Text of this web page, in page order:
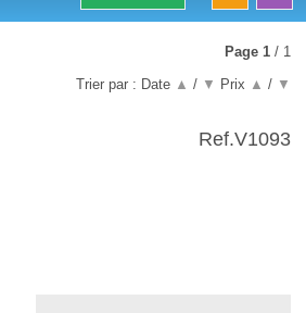
Trier par : Date ▲ / ▼ Prix ▲ / ▼
Page 1 / 1
Ref.V1093